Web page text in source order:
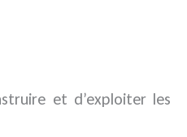
et d’exploiter les